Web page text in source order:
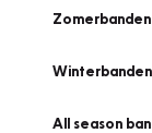
Zomerbanden
Winterbanden
All season